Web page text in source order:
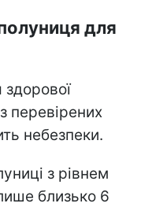
для
перевірених
небезпеки.
з рівнем
близько 6